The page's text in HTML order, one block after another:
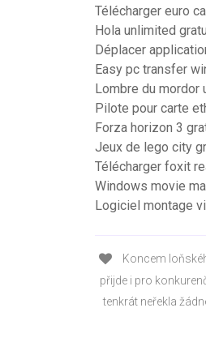
Télécharger euro
Hola unlimited
Déplacer
Easy pc transfer
Lombre du mordor
Pilote pour carte
Forza horizon 3
Jeux de lego city
Télécharger foxit
Windows movie
Logiciel montage
Koncem
přijde i pro
tenkrát neřekla